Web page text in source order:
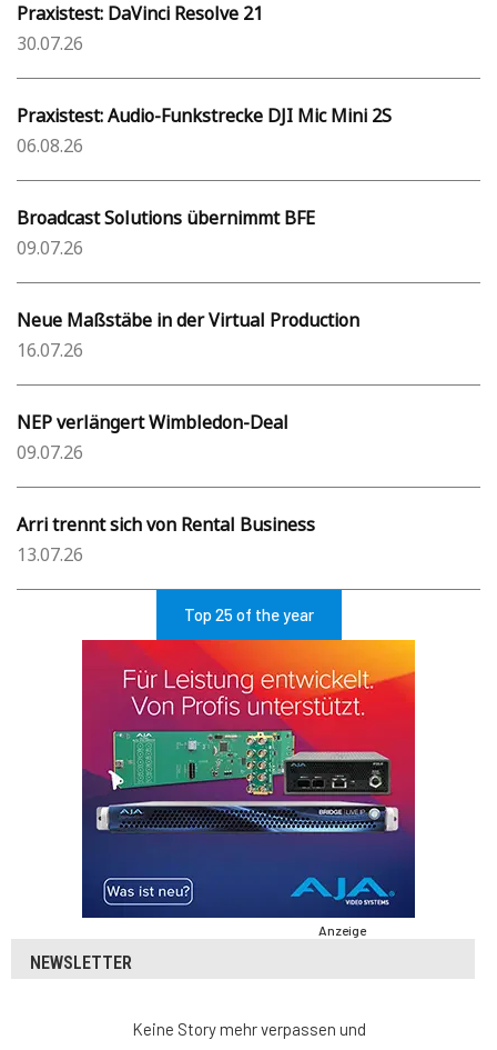
Praxistest: DaVinci Resolve 21
30.07.26
Praxistest: Audio-Funkstrecke DJI Mic Mini 2S
06.08.26
Broadcast Solutions übernimmt BFE
09.07.26
Neue Maßstäbe in der Virtual Production
16.07.26
NEP verlängert Wimbledon-Deal
09.07.26
Arri trennt sich von Rental Business
13.07.26
Top 25 of the year
Anzeige
NEWSLETTER
Keine Story mehr verpassen und